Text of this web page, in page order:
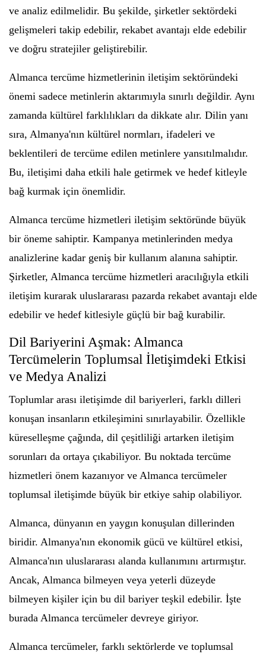
ve analiz edilmelidir. Bu şekilde, şirketler sektördeki
gelişmeleri takip edebilir, rekabet avantajı elde edebilir
ve doğru stratejiler geliştirebilir.
Almanca tercüme hizmetlerinin iletişim sektöründeki
önemi sadece metinlerin aktarımıyla sınırlı değildir. Aynı
zamanda kültürel farklılıkları da dikkate alır. Dilin yanı
sıra, Almanya'nın kültürel normları, ifadeleri ve
beklentileri de tercüme edilen metinlere yansıtılmalıdır.
Bu, iletişimi daha etkili hale getirmek ve hedef kitleyle
bağ kurmak için önemlidir.
Almanca tercüme hizmetleri iletişim sektöründe büyük
bir öneme sahiptir. Kampanya metinlerinden medya
analizlerine kadar geniş bir kullanım alanına sahiptir.
Şirketler, Almanca tercüme hizmetleri aracılığıyla etkili
iletişim kurarak uluslararası pazarda rekabet avantajı elde
edebilir ve hedef kitlesiyle güçlü bir bağ kurabilir.
Dil Bariyerini Aşmak: Almanca
Tercümelerin Toplumsal İletişimdeki Etkisi
ve Medya Analizi
Toplumlar arası iletişimde dil bariyerleri, farklı dilleri
konuşan insanların etkileşimini sınırlayabilir. Özellikle
küreselleşme çağında, dil çeşitliliği artarken iletişim
sorunları da ortaya çıkabiliyor. Bu noktada tercüme
hizmetleri önem kazanıyor ve Almanca tercümeler
toplumsal iletişimde büyük bir etkiye sahip olabiliyor.
Almanca, dünyanın en yaygın konuşulan dillerinden
biridir. Almanya'nın ekonomik gücü ve kültürel etkisi,
Almanca'nın uluslararası alanda kullanımını artırmıştır.
Ancak, Almanca bilmeyen veya yeterli düzeyde
bilmeyen kişiler için bu dil bariyer teşkil edebilir. İşte
burada Almanca tercümeler devreye giriyor.
Almanca tercümeler, farklı sektörlerde ve toplumsal